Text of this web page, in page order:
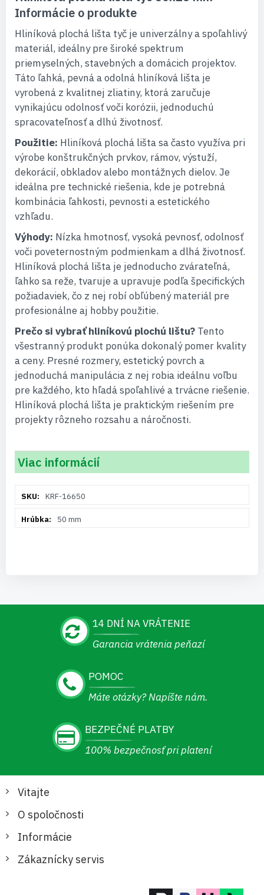
Informácie o produkte
Hliníková plochá lišta tyč je univerzálny a spoľahlivý
materiál, ideálny pre široké spektrum
priemyselných, stavebných a domácich projektov.
Táto ľahká, pevná a odolná hliníková lišta je
vyrobená z kvalitnej zliatiny, ktorá zaručuje
vynikajúcu odolnosť voči korózii, jednoduchú
spracovateľnosť a dlhú životnosť.
Použitie: Hliníková plochá lišta sa často využíva pri
výrobe konštrukčných prvkov, rámov, výstuží,
dekorácií, obkladov alebo montážnych dielov. Je
ideálna pre technické riešenia, kde je potrebná
kombinácia ľahkosti, pevnosti a estetického
vzhľadu.
Výhody: Nízka hmotnosť, vysoká pevnosť, odolnosť
voči poveternostným podmienkam a dlhá životnosť.
Hliníková plochá lišta je jednoducho zvárateľná,
ľahko sa reže, tvaruje a upravuje podľa špecifických
požiadaviek, čo z nej robí obľúbený materiál pre
profesionálne aj hobby použitie.
Prečo si vybrať hliníkovú plochú lištu? Tento
všestranný produkt ponúka dokonalý pomer kvality
a ceny. Presné rozmery, estetický povrch a
jednoduchá manipulácia z nej robia ideálnu voľbu
pre každého, kto hľadá spoľahlivé a trvácne riešenie.
Hliníková plochá lišta je praktickým riešením pre
projekty rôzneho rozsahu a náročnosti.
Viac informácií
informáciíKRF-16650
50 mm
14 DNÍ NA VRÁTENIE
Garancia vrátenia peňazí
POMOC
Máte otázky? Napíšte nám.
BEZPEČNÉ PLATBY
100% bezpečnosť pri platení
Vitajte
O spoločnosti
Informácie
Zákaznícky servis